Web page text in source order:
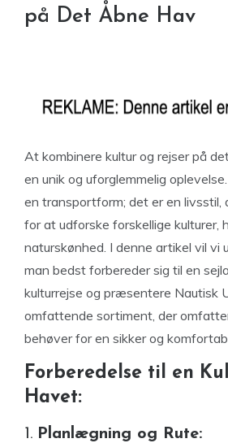
på Det Åbne Hav
At kombinere kultur og rejser på
en unik og uforglemmelig
en transportform; det er en livsstil,
for at udforske forskellige kulturer,
naturskønhed. I denne artikel vil vi
man bedst forbereder sig til en
kulturrejse og præsentere Nautisk
omfattende sortiment, der
behøver for en sikker og
Forberedelse til en
Havet:
1. Planlægning og Rute: